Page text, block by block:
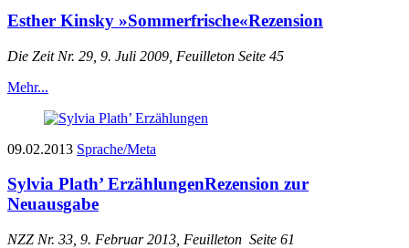
Esther Kinsky »Sommerfrische«Rezension
Die Zeit Nr. 29, 9. Juli 2009, Feuilleton Seite 45
Mehr...
09.02.2013 Sprache/Meta
Sylvia Plath’ ErzählungenRezension zur
Neuausgabe
NZZ Nr. 33, 9. Februar 2013, Feuilleton Seite 61